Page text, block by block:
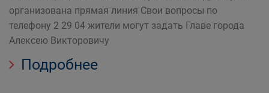
организована прямая линия Свои вопросы по
телефону 2 29 04 жители могут задать Главе города
Алексею Викторовичу
Подробнее